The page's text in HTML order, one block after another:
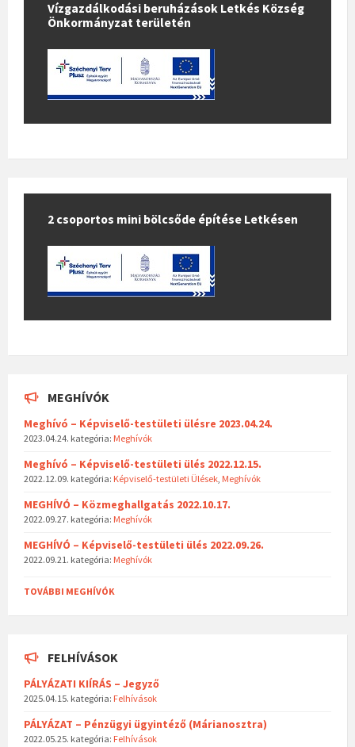
Vízgazdálkodási beruházások Letkés Község
Önkormányzat területén
2 csoportos mini bölcsőde építése Letkésen
MEGHÍVÓK
Meghívó – Képviselő-testületi ülésre 2023.04.24.
2023.04.24. kategória: Meghívók
Meghívó – Képviselő-testületi ülés 2022.12.15.
2022.12.09. kategória: Képviselő-testületi Ülések, Meghívók
MEGHÍVÓ – Közmeghallgatás 2022.10.17.
2022.09.27. kategória: Meghívók
MEGHÍVÓ – Képviselő-testületi ülés 2022.09.26.
2022.09.21. kategória: Meghívók
TOVÁBBI MEGHÍVÓK
FELHÍVÁSOK
PÁLYÁZATI KIÍRÁS – Jegyző
2025.04.15. kategória: Felhívások
PÁLYÁZAT – Pénzügyi ügyintéző (Márianosztra)
2022.05.25. kategória: Felhívások